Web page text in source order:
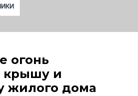
огонь
крышу и
жилого дома